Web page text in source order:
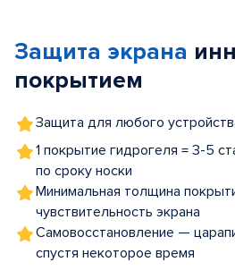
5
Защита экрана
покрытием
Защита для любого
1 покрытие гидрогеля = 3-5
по сроку носки
Минимальная толщина
чувствительность экрана
Самовосстановление —
спустя некоторое время